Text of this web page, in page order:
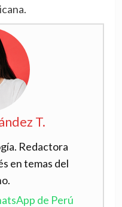
T.
Redactora
en temas del
de Perú